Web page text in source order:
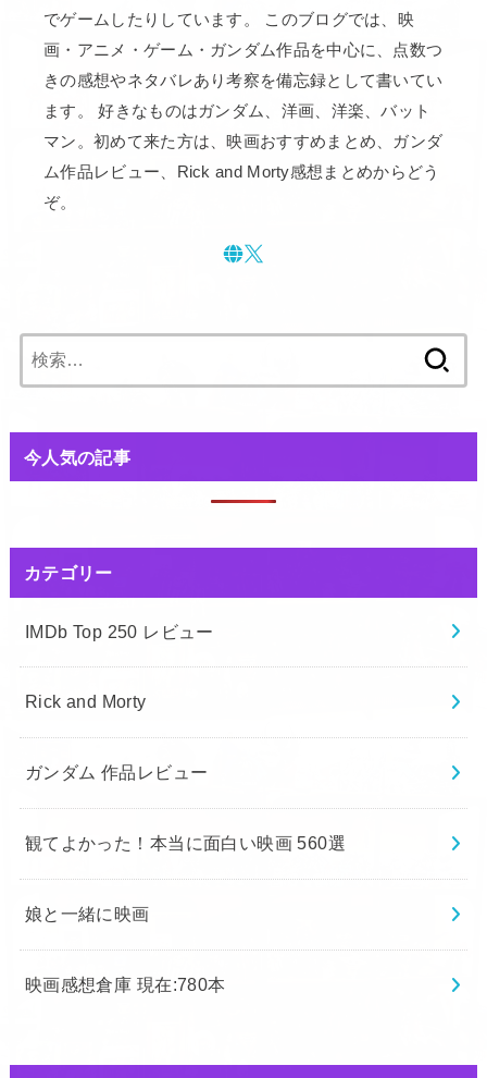
でゲームしたりしています。 このブログでは、映
画・アニメ・ゲーム・ガンダム作品を中心に、点数つ
きの感想やネタバレあり考察を備忘録として書いてい
ます。 好きなものはガンダム、洋画、洋楽、バット
マン。初めて来た方は、映画おすすめまとめ、ガンダ
ム作品レビュー、Rick and Morty感想まとめからどう
ぞ。
索:
今人気の記事
カテゴリー
IMDb Top 250 レビュー
Rick and Morty
ガンダム 作品レビュー
観てよかった！本当に面白い映画 560選
娘と一緒に映画
映画感想倉庫 現在:780本